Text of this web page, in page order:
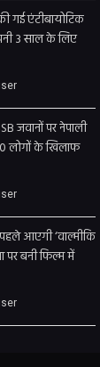
गई एंटीबायोटिक
3 साल के लिए
जवानों पर नेपाली
लोगों के खिलाफ
आएगी ‘वाल्मीकि
पर बनी फिल्म में